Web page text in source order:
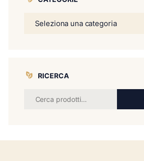
RICERCA